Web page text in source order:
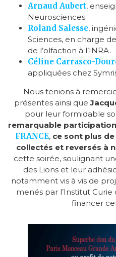
Arnaud Aubert,
Neurosciences.
Roland Salesse,
Sciences, en charge
de l’olfaction à l’INRA.
Céline Carrasco-
appliquées chez
Nous tenions à
présentes ainsi que
pour leur formidable
remarquable
FRANCE, ce sont plus
collectés et reversés à
cette soirée, soulignant
des Lions et leur
notamment vis à vis de
menés par l’Institut
financer